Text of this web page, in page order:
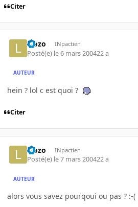
Citer
l3ozo INpactien
Posté(e) le 6 mars 200422 a
AUTEUR
hein ? lol c est quoi ?
Citer
l3ozo INpactien
Posté(e) le 7 mars 200422 a
AUTEUR
alors vous savez pourqoui ou pas ? :-(